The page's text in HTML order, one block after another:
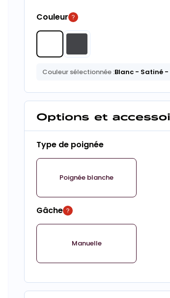
Couleur
Couleur sélectionnée :Blanc- Satiné-
Options et
Type de poignée
Poignée blanche
Gâche
Manuelle